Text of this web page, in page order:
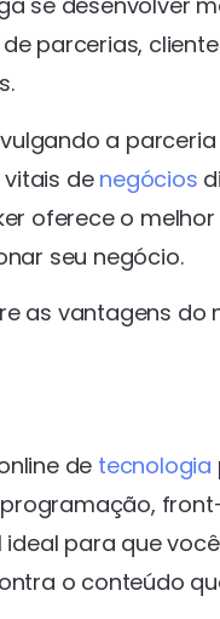
parcerias,
a
de negócios
oferece o
seu negócio.
as vantagens do
de tecnologia
para que
o conteúdo